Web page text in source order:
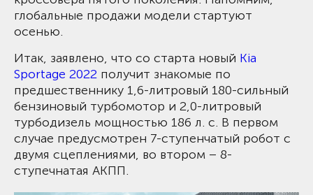
глобальные продажи модели стартуют
осенью.
Итак, заявлено, что со старта новый Kia
Sportage 2022 получит знакомые по
предшественнику 1,6-литровый 180-сильный
бензиновый турбомотор и 2,0-литровый
турбодизель мощностью 186 л. с. В первом
случае предусмотрен 7-ступенчатый робот с
двумя сцеплениями, во втором – 8-
ступечнатая АКПП.